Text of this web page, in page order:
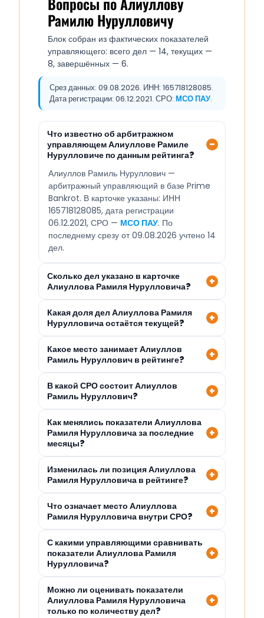
Рамилю Нурулловичу
Блок собран из фактических показателей
управляющего: всего дел — 14, текущих —
8, завершённых — 6.
Срез данных: 09.08.2026. ИНН: 165718128085.
Дата регистрации: 06.12.2021. СРО: МСО ПАУ.
Что известно об арбитражном
управляющем Алиуллове Рамиле
Нурулловиче по данным рейтинга?
Алиуллов Рамиль Нуруллович —
арбитражный управляющий в базе Prime
Bankrot. В карточке указаны: ИНН
165718128085, дата регистрации
06.12.2021, СРО — МСО ПАУ. По
последнему срезу от 09.08.2026 учтено 14
дел.
Сколько дел указано в карточке
Алиуллова Рамиля Нурулловича?
Какая доля дел Алиуллова Рамиля
Нурулловича остаётся текущей?
Какое место занимает Алиуллов
Рамиль Нуруллович в рейтинге?
В какой СРО состоит Алиуллов
Рамиль Нуруллович?
Как менялись показатели Алиуллова
Рамиля Нурулловича за последние
месяцы?
Изменилась ли позиция Алиуллова
Рамиля Нурулловича в рейтинге?
Что означает место Алиуллова
Рамиля Нурулловича внутри СРО?
С какими управляющими сравнивать
показатели Алиуллова Рамиля
Нурулловича?
Можно ли оценивать показатели
Алиуллова Рамиля Нурулловича
только по количеству дел?